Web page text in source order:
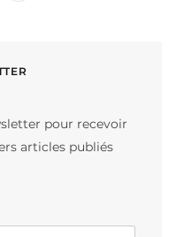
T
pour recevoir
articles publiés